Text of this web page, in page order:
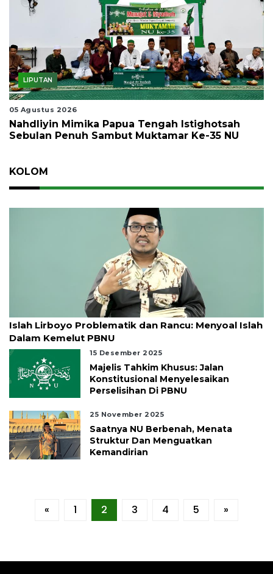
LIPUTAN
05 Agustus 2026
Nahdliyin Mimika Papua Tengah Istighotsah
Sebulan Penuh Sambut Muktamar Ke-35 NU
KOLOM
Islah Lirboyo Problematik dan Rancu: Menyoal Islah
Dalam Kemelut PBNU
15 Desember 2025
Majelis Tahkim Khusus: Jalan
Konstitusional Menyelesaikan
Perselisihan Di PBNU
25 November 2025
Saatnya NU Berbenah, Menata
Struktur Dan Menguatkan
Kemandirian
« 1 2 3 4 5 »